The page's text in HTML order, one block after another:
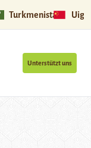
Turkmenistan
Unterstützt uns